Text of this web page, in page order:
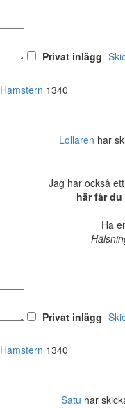
Privat inlägg
Hamstern 1340
Lollaren har
Jag har också
här får
Ha
Privat inlägg
Hamstern 1340
Satu har